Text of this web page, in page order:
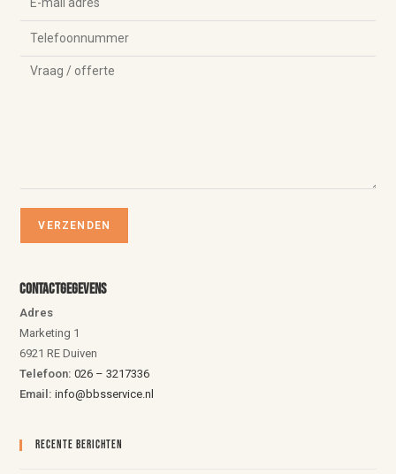
Contactgegevens
Adres
Marketing 1
6921 RE Duiven
Telefoon:026 – 3217336
Email: info@bbsservice.nl
Recente Berichten